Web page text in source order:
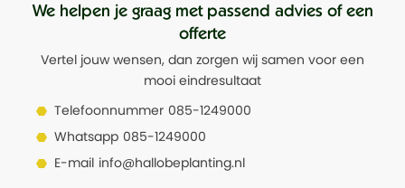
We helpen je graag met passend advies of een
offerte
Vertel jouw wensen, dan zorgen wij samen voor een
mooi eindresultaat
Telefoonnummer 085-1249000
Whatsapp 085-1249000
E-mail info@hallobeplanting.nl